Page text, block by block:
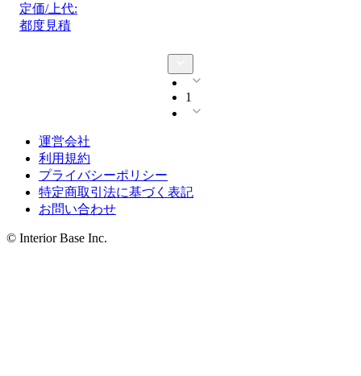
定価/上代:
都度見積
1
運営会社
利用規約
プライバシーポリシー
特定商取引法に基づく表記
お問い合わせ
© Interior Base Inc.